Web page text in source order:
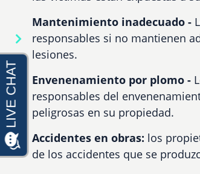
Mantenimiento inadecuado -
responsables si no mantienen
lesiones.
Envenenamiento por plomo -
responsables del
peligrosas en su propiedad.
Accidentes en obras: los
de los accidentes que se